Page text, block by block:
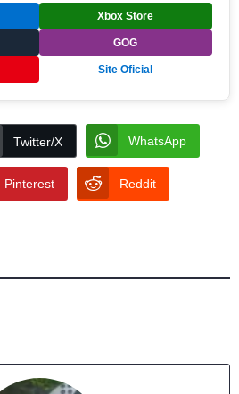
Xbox Store
GOG
Site Oficial
Twitter/X WhatsApp
Pinterest Reddit